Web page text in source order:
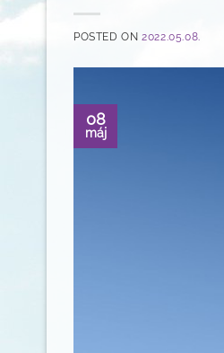
POSTED ON2022.05.08.
08
máj